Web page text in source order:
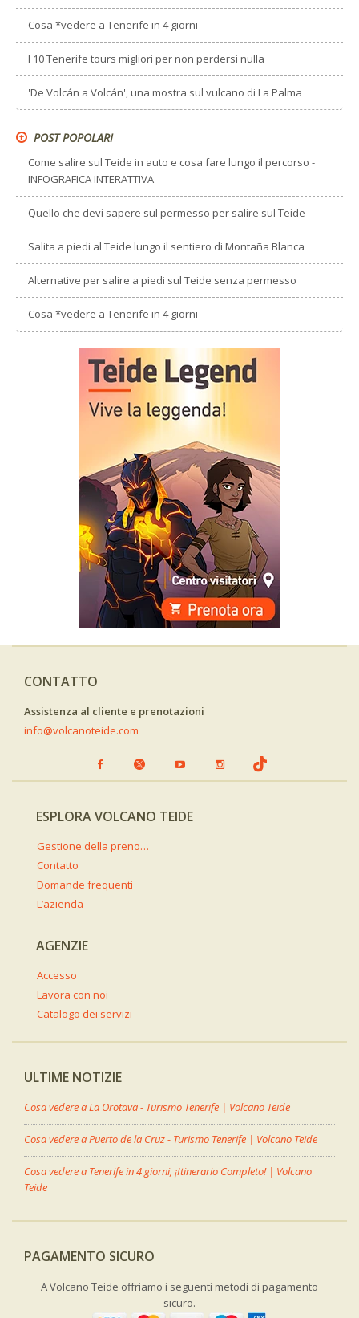
Cosa *vedere a Tenerife in 4 giorni
I 10 Tenerife tours migliori per non perdersi nulla
'De Volcán a Volcán', una mostra sul vulcano di La Palma
POST POPOLARI
Come salire sul Teide in auto e cosa fare lungo il percorso -
INFOGRAFICA INTERATTIVA
Quello che devi sapere sul permesso per salire sul Teide
Salita a piedi al Teide lungo il sentiero di Montaña Blanca
Alternative per salire a piedi sul Teide senza permesso
Cosa *vedere a Tenerife in 4 giorni
CONTATTO
Assistenza al cliente e prenotazioni
info@volcanoteide.com
ESPLORA VOLCANO TEIDE
Gestione della prenotazione
Contatto
Domande frequenti
L’azienda
AGENZIE
Accesso
Lavora con noi
Catalogo dei servizi
ULTIME NOTIZIE
Cosa vedere a La Orotava - Turismo Tenerife | Volcano Teide
Cosa vedere a Puerto de la Cruz - Turismo Tenerife | Volcano Teide
Cosa vedere a Tenerife in 4 giorni, ¡Itinerario Completo! | Volcano
Teide
PAGAMENTO SICURO
A Volcano Teide offriamo i seguenti metodi di pagamento
sicuro.